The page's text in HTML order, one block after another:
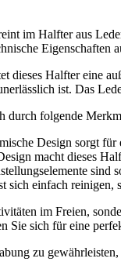
im Halfter aus
Eigenschaften
dieses Halfter eine
ist. Das
durch folgende
Design sorgt
macht dieses
sind
sich einfach
im Freien,
Sie sich für eine
zu